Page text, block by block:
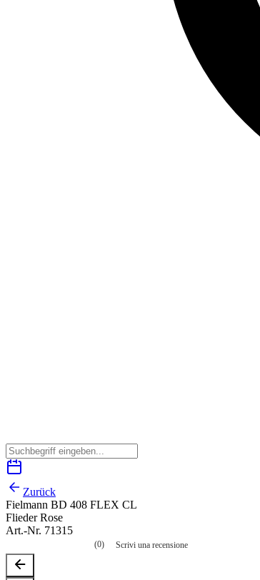
Zurück
Fielmann BD 408 FLEX CL
Flieder Rose
Art.-Nr. 71315
valutazione
(0) Scrivi una recensione